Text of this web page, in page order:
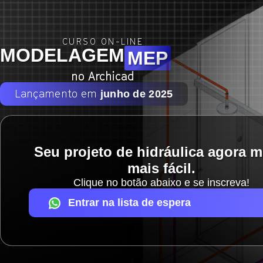
CURSO ON-LINE
MODELAGEM MEP
no Archicad
Lançamento em junho de 2025
Seu projeto de hidráulica agora
mais fácil.
Clique no botão abaixo e se inscreva!
Entrar na lista de espera